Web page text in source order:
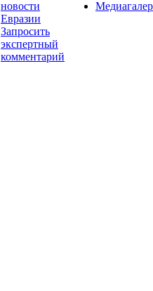
новости
Евразии
Запросить
экспертный
комментарий